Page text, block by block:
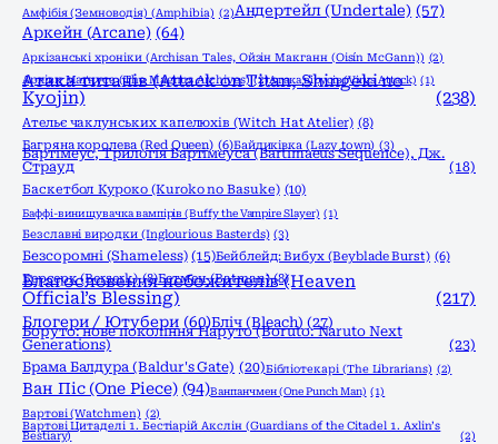
Амфібія (Земноводія) (Amphibia) (2)Андертейл (Undertale) (57)
Аркейн (Arcane) (64)
Аркізанські хроніки (Archisan Tales, Ойзін Макганн (Oisín McGann)) (2)
Архіви Маґнуса (The Magnus Archives) (2)Атака вірусів (Virus Attack) (1)
Атака титанів (Attack on Titan, Shingeki no
Kyojin)
(238)
Ательє чаклунських капелюхів (Witch Hat Atelier) (8)
Багряна королева (Red Queen) (6)Байдиківка (Lazy town) (3)
Бартімеус, Трилогія Бартімеуса (Bartimaeus Sequence), Дж.
Страуд
(18)
Баскетбол Куроко (Kuroko no Basuke) (10)
Баффі-винищувачка вампірів (Buffy the Vampire Slayer) (1)
Безславні виродки (Inglourious Basterds) (3)
Безсоромні (Shameless) (15)Бейблейд: Вибух (Beyblade Burst) (6)
Берсерк (Berserk) (8)Бетмен (Batman) (8)
Благословення небожителів (Heaven
Official’s Blessing)
(217)
Блогери / Ютубери (60)Бліч (Bleach) (27)
Боруто: нове покоління Наруто (Boruto: Naruto Next
Generations)
(23)
Брама Балдура (Baldur's Gate) (20)Бібліотекарі (The Librarians) (2)
Ван Піс (One Piece) (94)Ванпанчмен (One Punch Man) (1)
Вартові (Watchmen) (2)
Вартові Цитаделі 1. Бестіарій Акслін (Guardians of the Citadel 1. Axlin’s
Bestiary)
(2)